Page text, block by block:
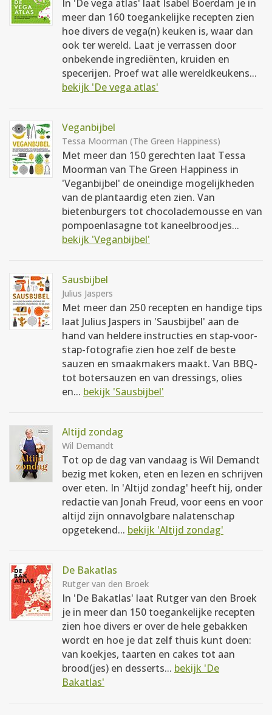
In 'De vega atlas' laat Isabel Boerdam je in
meer dan 160 toegankelijke recepten zien
hoe divers de vega(n) keuken is, waar dan
ook ter wereld. Laat je verrassen door
onbekende ingrediënten, kruiden en
specerijen. Proef wat alle wereldkeukens...
bekijk 'De vega atlas'
Veganbijbel
Tessa Moorman (The Green Happiness)
Met meer dan 150 gerechten laat Tessa
Moorman van The Green Happiness in
'Veganbijbel' de oneindige mogelijkheden
van de plantaardig eten zien. Van
bietenburgers tot chocolademousse en van
pompoenlasagne tot kaneelbroodjes...
bekijk 'Veganbijbel'
Sausbijbel
Julius Jaspers
Met meer dan 250 recepten en handige tips
laat Julius Jaspers in 'Sausbijbel' aan de
hand van heldere instructies en stap-voor-
stap-fotografie zien hoe zelf de beste
sauzen en smaakmakers maakt. Van BBQ-
tot botersauzen en van dressings, olies
en... bekijk 'Sausbijbel'
Altijd zondag
Wil Demandt
Tot op de dag van vandaag is Wil Demandt
bezig met koken, eten en lezen en schrijven
over eten. In 'Altijd zondag' heeft hij, onder
redactie van Jonah Freud, voor eens en voor
altijd zijn onnavolgbare nalatenschap
opgetekend... bekijk 'Altijd zondag'
De Bakatlas
Rutger van den Broek
In 'De Bakatlas' laat Rutger van den Broek
je in meer dan 150 toegankelijke recepten
zien hoe divers er over de hele gebakken
wordt en hoe je dat zelf thuis kunt doen:
van koekjes, taarten en cakes tot aan
brood(jes) en desserts... bekijk 'De
Bakatlas'